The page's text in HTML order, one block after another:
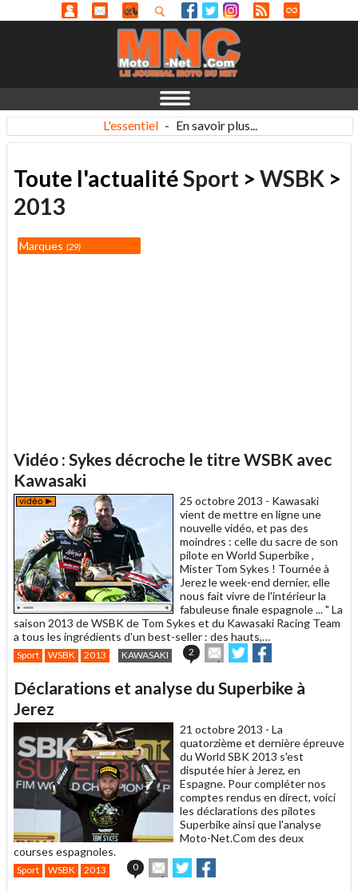
L'essentiel - En savoir plus...
Toute l'actualitéSport > WSBK >
2013
Marques 29
Vidéo : Sykes décroche le titre WSBK avec
Kawasaki
25 octobre 2013 - Kawasaki
vient de mettre en ligne une
nouvelle vidéo, et pas des
moindres : celle du sacre de son
pilote en World Superbike ,
Mister Tom Sykes ! Tournée à
Jerez le week-end dernier, elle
nous fait vivre de l'intérieur la
fabuleuse finale espagnole ... " La
saison 2013 de WSBK de Tom Sykes et du Kawasaki Racing Team
a tous les ingrédients d'un best-seller : des hauts,…
Sport WSBK 2013 KAWASAKI 2
Envoyer
cet
à
Partager
sur sur
Déclarations et analyse du Superbike à
Jerez
21 octobre 2013 - La
quatorzième et dernière épreuve
du World SBK 2013 s'est
disputée hier à Jerez, en
Espagne. Pour compléter nos
comptes rendus en direct, voici
les déclarations des pilotes
Superbike ainsi que l'analyse
Moto-Net.Com des deux
courses espagnoles.
Sport WSBK 2013 0
Envoyer
cet
Partager
sur sur